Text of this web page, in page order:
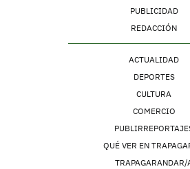
PUBLICIDAD
REDACCIÓN
ACTUALIDAD
DEPORTES
CULTURA
COMERCIO
QUÉ VER EN
TRAPAGARANDAR/